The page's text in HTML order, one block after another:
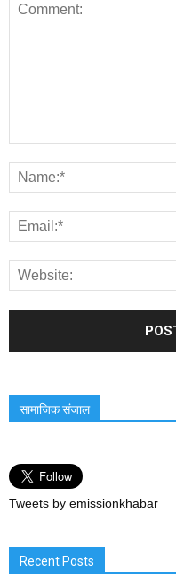
सामाजिक संजाल
Tweets by emissionkhabar
Recent Posts